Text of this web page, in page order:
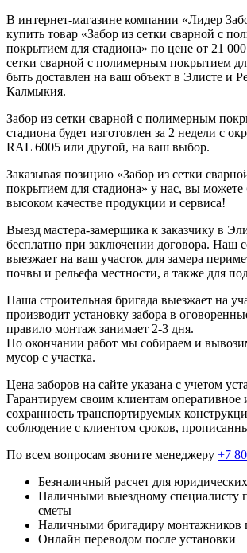
В интернет-магазине компании «Лидер
купить товар «Забор из сетки сварной с
покрытием для стадиона» по цене от 21
сетки сварной с полимерным покрытием
быть доставлен на ваш объект в Элисте и
Калмыкия.
Забор из сетки сварной с полимерным
стадиона будет изготовлен за 2 недели с
RAL 6005 или другой, на ваш выбор.
Заказывая позицию «Забор из сетки
покрытием для стадиона» у нас, вы можете
высоком качестве продукции и сервиса!
Выезд мастера-замерщика к заказчику в
бесплатно при заключении договора. Наш
выезжает на ваш участок для замера
почвы и рельефа местности, а также для
Наша строительная бригада выезжает на
производит установку забора в
правило монтаж занимает 2-3 дня.
По окончании работ мы собираем и
мусор с участка.
Цена заборов на сайте указана с учетом
Гарантируем своим клиентам оперативное
сохранность транспортируемых
соблюдение с клиентом сроков,
По всем вопросам звоните менеджеру +7
Безналичный расчет для
Наличными выездному специалисту
сметы
Наличными бригадиру монтажников
Онлайн переводом после установки